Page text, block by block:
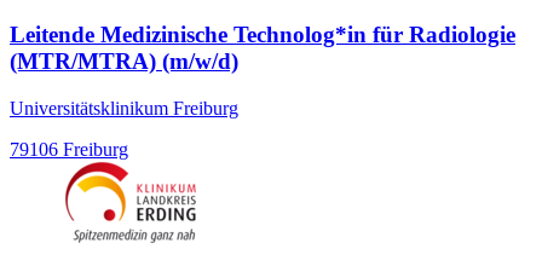
Leitende Medizinische Technolog*in für Radiologie
(MTR/MTRA) (m/w/d)
Universitätsklinikum Freiburg
79106 Freiburg